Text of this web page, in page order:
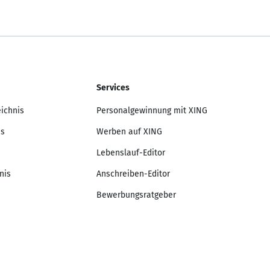
Services
Personalgewinnung mit XING
Werben auf XING
Lebenslauf-Editor
Anschreiben-Editor
Bewerbungsratgeber